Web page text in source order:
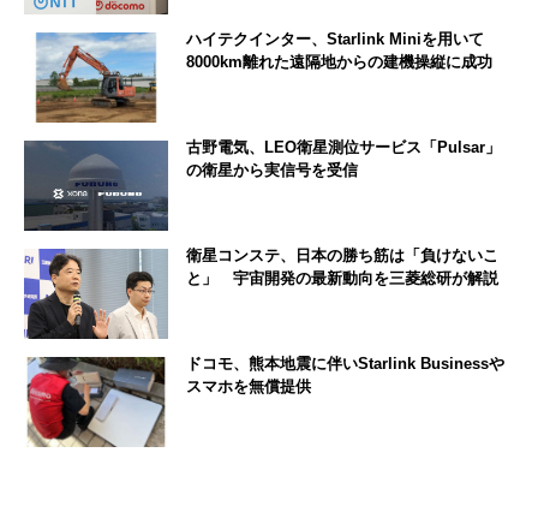
ハイテクインター、Starlink Miniを用いて
8000km離れた遠隔地からの建機操縦に成功
古野電気、LEO衛星測位サービス「Pulsar」
の衛星から実信号を受信
衛星コンステ、日本の勝ち筋は「負けないこ
と」 宇宙開発の最新動向を三菱総研が解説
ドコモ、熊本地震に伴いStarlink Businessや
スマホを無償提供